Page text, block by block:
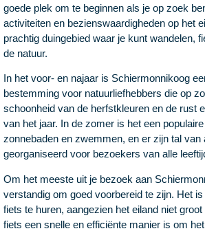
goede plek om te beginnen als je op zoek
activiteiten en bezienswaardigheden op het
prachtig duingebied waar je kunt wandelen,
de natuur.
In het voor- en najaar is Schiermonnikoog
bestemming voor natuurliefhebbers die op
schoonheid van de herfstkleuren en de rust
van het jaar. In de zomer is het een
zonnebaden en zwemmen, en er zijn tal van
georganiseerd voor bezoekers van alle
Om het meeste uit je bezoek aan
verstandig om goed voorbereid te zijn. Het
fiets te huren, aangezien het eiland niet
fiets een snelle en efficiënte manier is om